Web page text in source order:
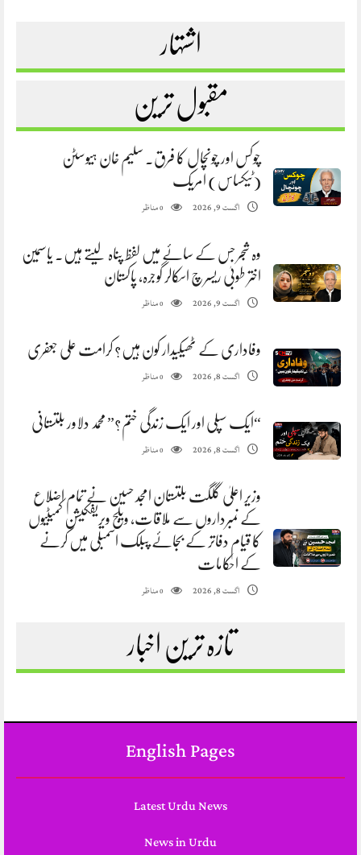
اشتہار
مقبول ترین
چوکس اور چونچال کا فرق. سلیم خان ہیوسٹن
(ٹیکساس) امریک
اگست 9, 2026 0مناظر
وہ شجر جس کے سائے میں لفظ پناہ لیتے ہیں. یاسمین
اختر طوبیٰ ریسرچ اسکالر گوجرہ، پاکستان
اگست 9, 2026 0مناظر
وفاداری کے ٹھیکیدار کون ہیں؟ کرامت علی جعفری
اگست 8, 2026 0مناظر
“ایک سپلی اور ایک زندگی ختم؟” محمد دلاور بلتستانی
اگست 8, 2026 0مناظر
وزیر اعلیٰ گلگت بلتستان امجد حسین نے تمام اضلاع
کے نمبرداروں سے ملاقات، ویلج ویریفکیشن کمیٹیوں
کا قیام دفاتر کے بجائے پبلک اسمبلی میں کرنے
کے احکامات
اگست 8, 2026 0مناظر
تازہ ترین اخبار
English Pages
Latest Urdu News
News in Urdu